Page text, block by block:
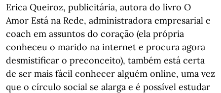
Erica Queiroz, publicitária, autora do livro O
Amor Está na Rede, administradora empresarial e
coach em assuntos do coração (ela própria
conheceu o marido na internet e procura agora
desmistificar o preconceito), também está certa
de ser mais fácil conhecer alguém online, uma vez
que o círculo social se alarga e é possível estudar